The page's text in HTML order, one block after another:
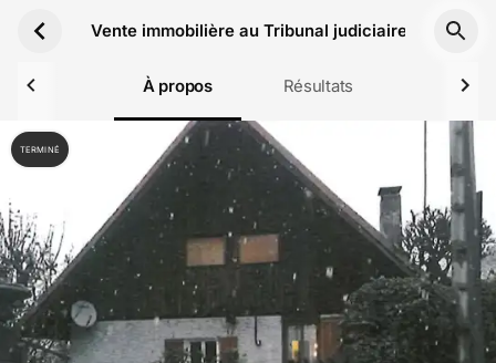
Vente immobilière au Tribunal judiciaire de
À propos Résultats
TERMINÉ